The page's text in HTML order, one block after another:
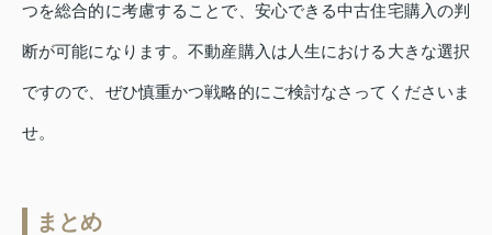
つを総合的に考慮することで、安心できる中古住宅購入の判
断が可能になります。不動産購入は人生における大きな選択
ですので、ぜひ慎重かつ戦略的にご検討なさってくださいま
せ。
まとめ